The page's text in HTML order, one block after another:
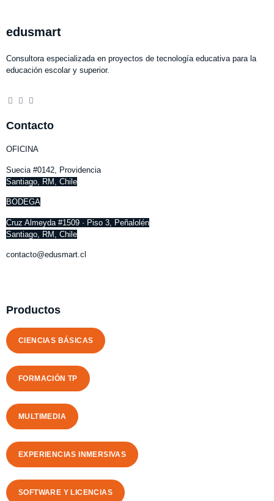
edusmart
Consultora especializada en proyectos de tecnología educativa para la
educación escolar y superior.
Contacto
OFICINA
Suecia #0142, Providencia
Santiago, RM, Chile
BODEGA
Cruz Almeyda #1509 · Piso 3, Peñalolén
Santiago, RM, Chile
contacto@edusmart.cl
Productos
CIENCIAS BÁSICAS
FORMACIÓN TP
MULTIMEDIA
EXPERIENCIAS INMERSIVAS
SOFTWARE Y LICENCIAS